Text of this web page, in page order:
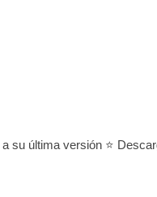
su última versión ⭐